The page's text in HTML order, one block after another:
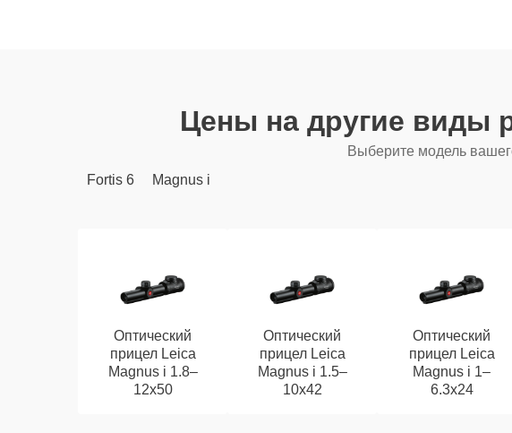
Цены на другие виды
Выберите модель
Fortis 6
Magnus i
Оптический
прицел Leica
Magnus i 1.8–
12x50
Оптический
прицел Leica
Magnus i 1.5–
10x42
Оптический
прицел Leica
Magnus i 1–
6.3x24